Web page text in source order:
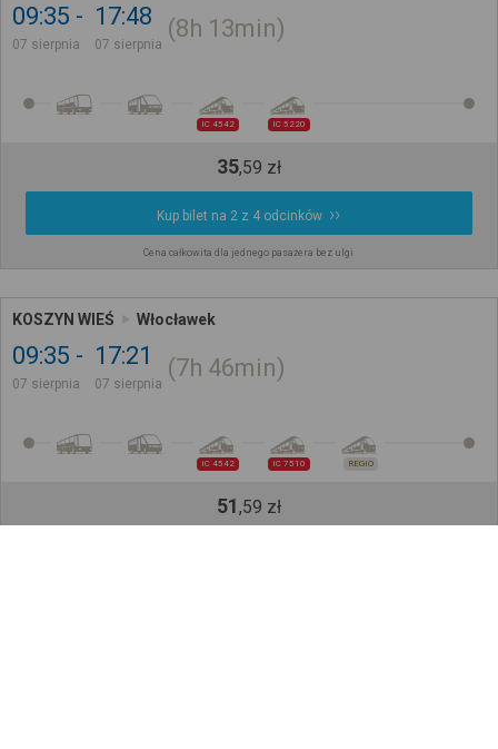
09:35
07 sierpnia
17:48
07 sierpnia
8h 13min
IC 4542 IC 5220
35,59 zł
Kup bilet na 2 z 4 odcinków
Cena całkowita dla jednego pasażera bez ulgi
KOSZYN WIEŚ Włocławek
09:35
07 sierpnia
17:21
07 sierpnia
7h 46min
IC 4542 IC 7510 REGIO
51,59 zł